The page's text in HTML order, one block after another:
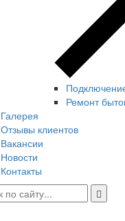
Ремонт
Галерея
Отзывы клиентов
Вакансии
Новости
Контакты